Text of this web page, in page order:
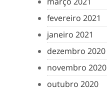
fevereiro 2021
janeiro 2021
dezembro 2020
novembro 2020
outubro 2020